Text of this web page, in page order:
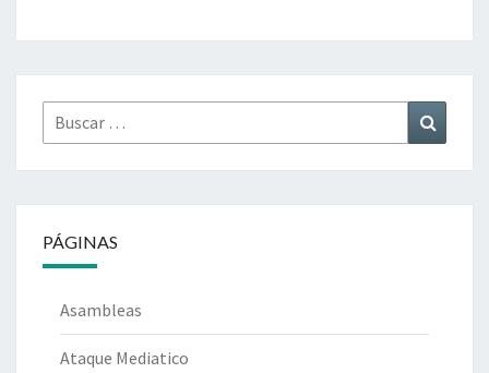
Buscar
por:
PÁGINAS
Asambleas
Ataque Mediatico